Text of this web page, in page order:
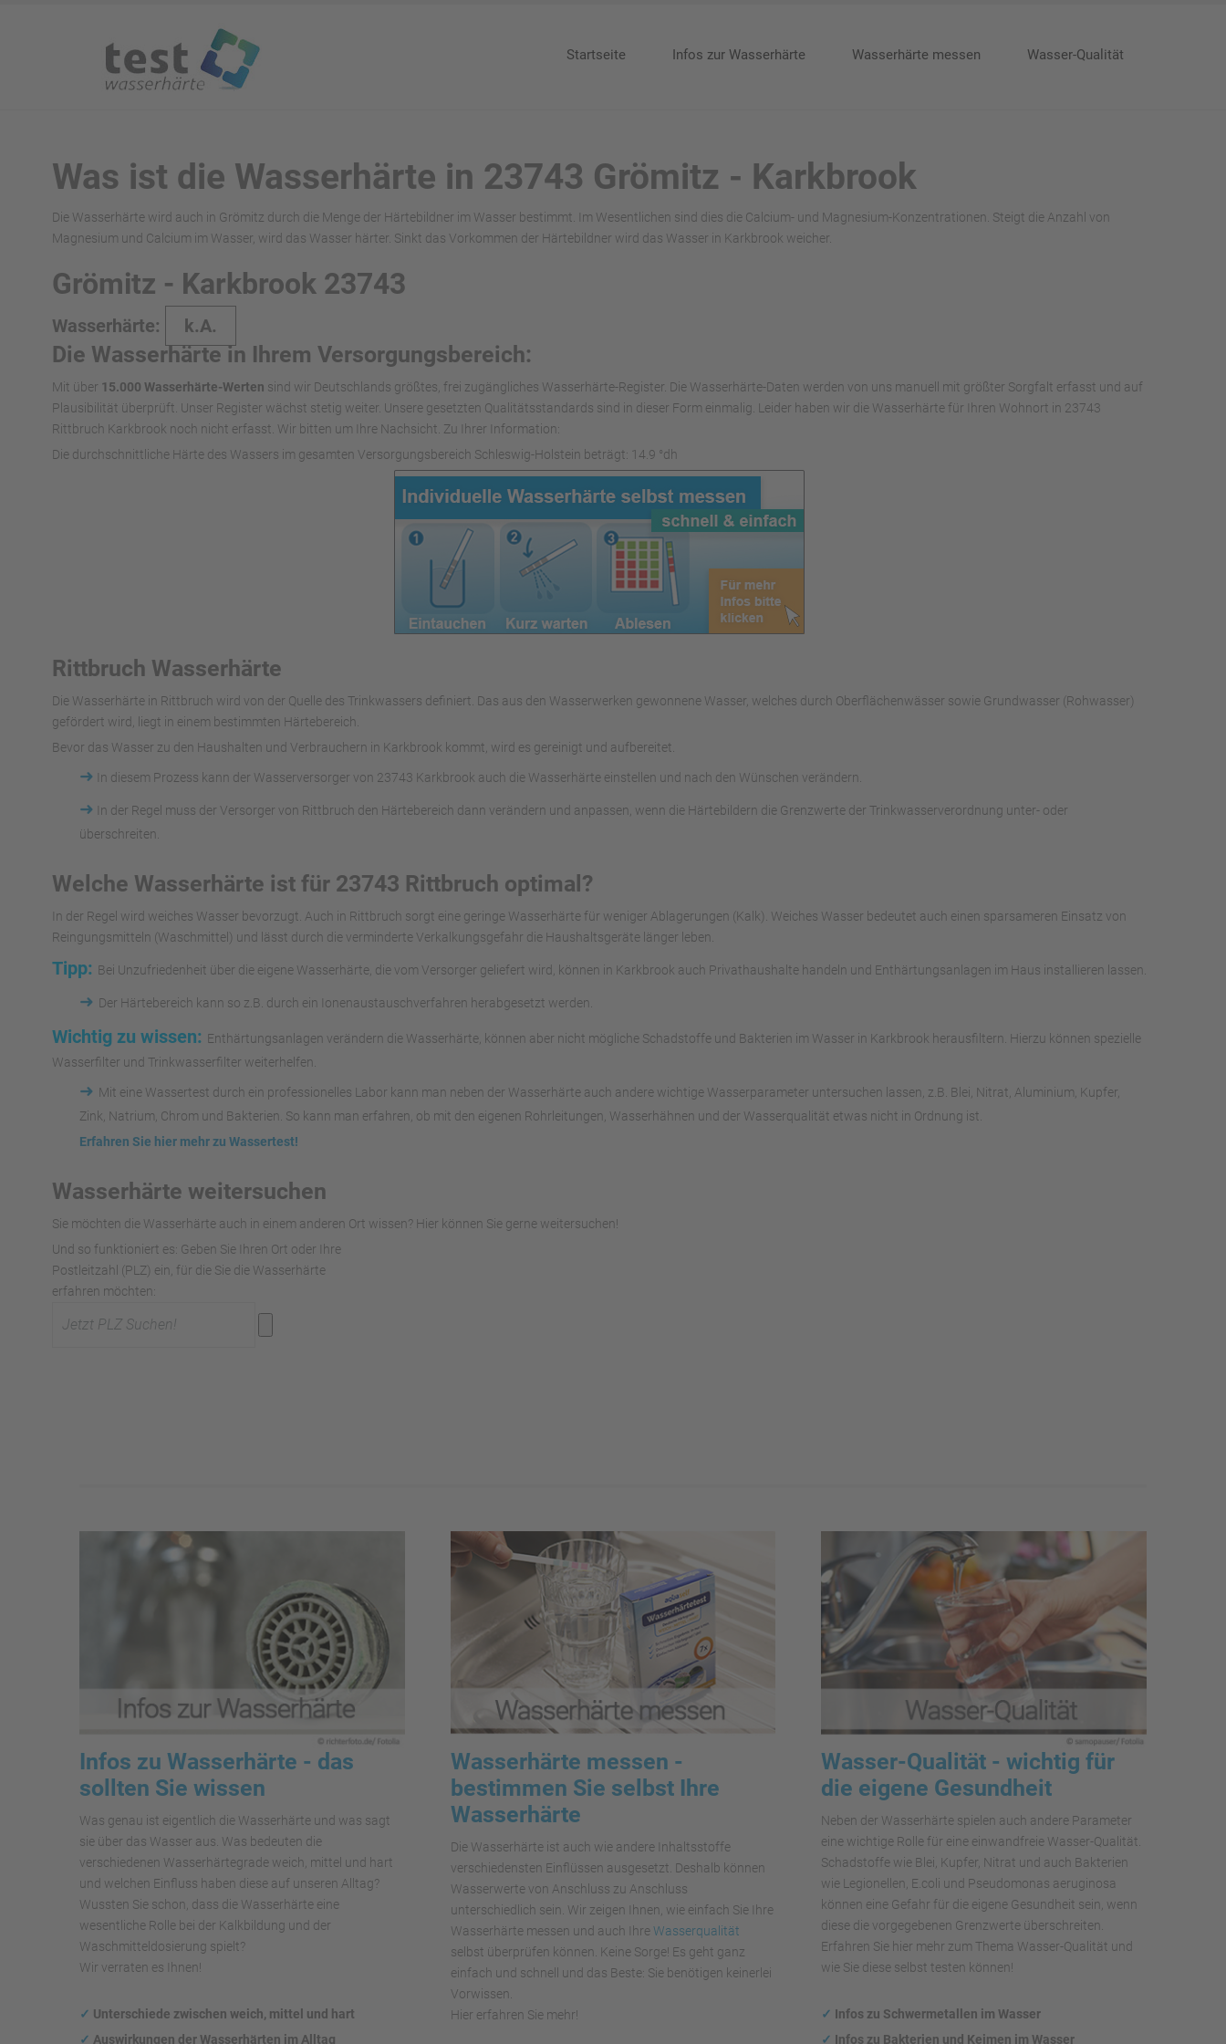
Startseite Infos zur Wasserhärte Wasserhärte messen Wasser-Qualität
Was ist die Wasserhärte in 23743 Grömitz - Karkbrook
Die Wasserhärte wird auch in Grömitz durch die Menge der Härtebildner im Wasser bestimmt. Im Wesentlichen sind dies die Calcium- und Magnesium-Konzentrationen. Steigt die Anzahl von
Magnesium und Calcium im Wasser, wird das Wasser härter. Sinkt das Vorkommen der Härtebildner wird das Wasser in Karkbrook weicher.
Grömitz - Karkbrook 23743
Wasserhärte: k.A.
Die Wasserhärte in Ihrem Versorgungsbereich:
Mit über 15.000 Wasserhärte-Werten sind wir Deutschlands größtes, frei zugängliches Wasserhärte-Register. Die Wasserhärte-Daten werden von uns manuell mit größter Sorgfalt erfasst und auf
Plausibilität überprüft. Unser Register wächst stetig weiter. Unsere gesetzten Qualitätsstandards sind in dieser Form einmalig. Leider haben wir die Wasserhärte für Ihren Wohnort in 23743
Rittbruch Karkbrook noch nicht erfasst. Wir bitten um Ihre Nachsicht. Zu Ihrer Information:
Die durchschnittliche Härte des Wassers im gesamten Versorgungsbereich Schleswig-Holstein beträgt: 14.9 °dh
Rittbruch Wasserhärte
Die Wasserhärte in Rittbruch wird von der Quelle des Trinkwassers definiert. Das aus den Wasserwerken gewonnene Wasser, welches durch Oberflächenwässer sowie Grundwasser (Rohwasser)
gefördert wird, liegt in einem bestimmten Härtebereich.
Bevor das Wasser zu den Haushalten und Verbrauchern in Karkbrook kommt, wird es gereinigt und aufbereitet.
➜ In diesem Prozess kann der Wasserversorger von 23743 Karkbrook auch die Wasserhärte einstellen und nach den Wünschen verändern.
➜
In der Regel muss der Versorger von Rittbruch den Härtebereich dann verändern und anpassen, wenn die Härtebildern die Grenzwerte der Trinkwasserverordnung unter- oder
überschreiten.
Welche Wasserhärte ist für 23743 Rittbruch optimal?
In der Regel wird weiches Wasser bevorzugt. Auch in Rittbruch sorgt eine geringe Wasserhärte für weniger Ablagerungen (Kalk). Weiches Wasser bedeutet auch einen sparsameren Einsatz von
Reingungsmitteln (Waschmittel) und lässt durch die verminderte Verkalkungsgefahr die Haushaltsgeräte länger leben.
Tipp: Bei Unzufriedenheit über die eigene Wasserhärte, die vom Versorger geliefert wird, können in Karkbrook auch Privathaushalte handeln und Enthärtungsanlagen im Haus installieren lassen.
➜ Der Härtebereich kann so z.B. durch ein Ionenaustauschverfahren herabgesetzt werden.
Wichtig zu wissen: Enthärtungsanlagen verändern die Wasserhärte, können aber nicht mögliche Schadstoffe und Bakterien im Wasser in Karkbrook herausfiltern. Hierzu können spezielle
Wasserfilter und Trinkwasserfilter weiterhelfen.
➜ Mit eine Wassertest durch ein professionelles Labor kann man neben der Wasserhärte auch andere wichtige Wasserparameter untersuchen lassen, z.B. Blei, Nitrat, Aluminium, Kupfer,
Zink, Natrium, Chrom und Bakterien. So kann man erfahren, ob mit den eigenen Rohrleitungen, Wasserhähnen und der Wasserqualität etwas nicht in Ordnung ist.
Erfahren Sie hier mehr zu Wassertest!
Wasserhärte weitersuchen
Sie möchten die Wasserhärte auch in einem anderen Ort wissen? Hier können Sie gerne weitersuchen!
Und so funktioniert es: Geben Sie Ihren Ort oder Ihre
Postleitzahl (PLZ) ein, für die Sie die Wasserhärte
erfahren möchten:
Infos zu Wasserhärte - das
sollten Sie wissen
Was genau ist eigentlich die Wasserhärte und was sagt
sie über das Wasser aus. Was bedeuten die
verschiedenen Wasserhärtegrade weich, mittel und hart
und welchen Einfluss haben diese auf unseren Alltag?
Wussten Sie schon, dass die Wasserhärte eine
wesentliche Rolle bei der Kalkbildung und der
Waschmitteldosierung spielt?
Wir verraten es Ihnen!
✓ Unterschiede zwischen weich, mittel und hart
✓ Auswirkungen der Wasserhärten im Alltag
Wasserhärte messen -
bestimmen Sie selbst Ihre
Wasserhärte
Die Wasserhärte ist auch wie andere Inhaltsstoffe
verschiedensten Einflüssen ausgesetzt. Deshalb können
Wasserwerte von Anschluss zu Anschluss
unterschiedlich sein. Wir zeigen Ihnen, wie einfach Sie Ihre
Wasserhärte messen und auch IhreWasserqualität
selbst überprüfen können. Keine Sorge! Es geht ganz
einfach und schnell und das Beste: Sie benötigen keinerlei
Vorwissen.
Hier erfahren Sie mehr!
Wasser-Qualität - wichtig für
die eigene Gesundheit
Neben der Wasserhärte spielen auch andere Parameter
eine wichtige Rolle für eine einwandfreie Wasser-Qualität.
Schadstoffe wie Blei, Kupfer, Nitrat und auch Bakterien
wie Legionellen, E.coli und Pseudomonas aeruginosa
können eine Gefahr für die eigene Gesundheit sein, wenn
diese die vorgegebenen Grenzwerte überschreiten.
Erfahren Sie hier mehr zum Thema Wasser-Qualität und
wie Sie diese selbst testen können!
✓ Infos zu Schwermetallen im Wasser
✓ Infos zu Bakterien und Keimen im Wasser